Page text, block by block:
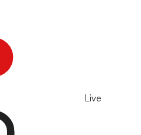
Live